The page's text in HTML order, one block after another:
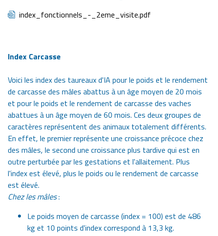
Document
index_fonctionnels_-_2eme_visite.pdf
Index Carcasse
Voici les index des taureaux d'IA pour le poids et le rendement
de carcasse des mâles abattus à un âge moyen de 20 mois
et pour le poids et le rendement de carcasse des vaches
abattues à un âge moyen de 60 mois. Ces deux groupes de
caractères représentent des animaux totalement différents.
En effet, le premier représente une croissance précoce chez
des mâles, le second une croissance plus tardive qui est en
outre perturbée par les gestations et l'allaitement. Plus
l'index est élevé, plus le poids ou le rendement de carcasse
est élevé.
Chez les mâles:
Le poids moyen de carcasse (index = 100) est de 486
kg et 10 points d'index correspond à 13,3 kg.